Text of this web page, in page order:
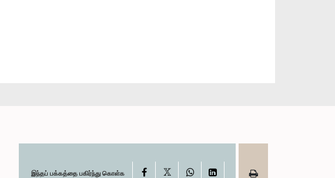
இந்தப் பக்கத்தை பகிர்ந்து கொள்க Facebook WhatsAppLinkedIn